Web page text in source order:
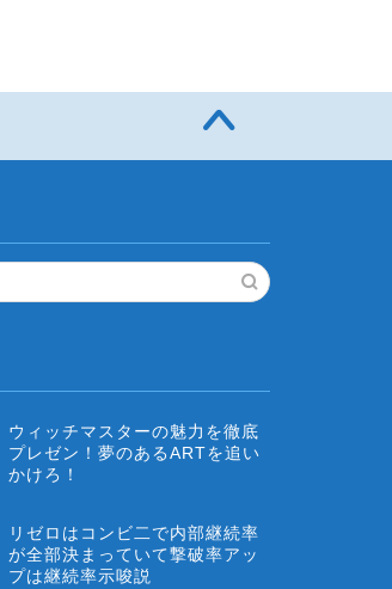
ウィッチマスターの魅力を徹底
プレゼン！夢のあるARTを追い
かけろ！
リゼロはコンビ二で内部継続率
が全部決まっていて撃破率アッ
プは継続率示唆説